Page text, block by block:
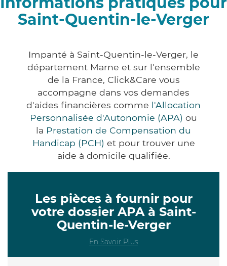
Saint-Quentin-le-Verger
Impanté à Saint-Quentin-le-Verger, le
département Marne et sur l'ensemble
de la France, Click&Care vous
accompagne dans vos demandes
d'aides financières comme l'Allocation
Personnalisée d'Autonomie (APA) ou
la Prestation de Compensation du
Handicap (PCH) et pour trouver une
aide à domicile qualifiée.
Les pièces à fournir pour
votre dossier APA à Saint-
Quentin-le-Verger
En Savoir Plus